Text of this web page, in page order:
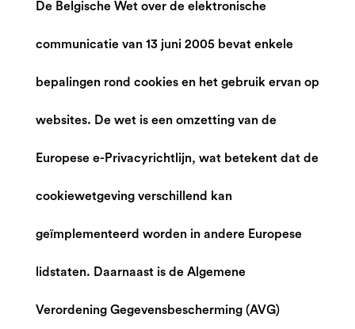
De Belgische Wet over de elektronische
communicatie van 13 juni 2005 bevat enkele
bepalingen rond cookies en het gebruik ervan op
websites. De wet is een omzetting van de
Europese e-Privacyrichtlijn, wat betekent dat de
cookiewetgeving verschillend kan
geïmplementeerd worden in andere Europese
lidstaten. Daarnaast is de Algemene
Verordening Gegevensbescherming (AVG)